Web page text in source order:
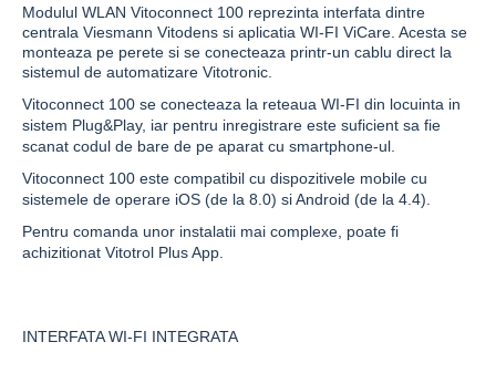
Modulul WLAN Vitoconnect 100 reprezinta interfata dintre
centrala Viesmann Vitodens si aplicatia WI-FI ViCare . Acesta se
monteaza pe perete si se conecteaza printr-un cablu direct la
sistemul de automatizare Vitotronic.
Vitoconnect 100 se conecteaza la reteaua WI-FI din locuinta in
sistem Plug&Play, iar pentru inregistrare este suficient sa fie
scanat codul de bare de pe aparat cu smartphone-ul.
Vitoconnect 100 este compatibil cu dispozitivele mobile cu
sistemele de operare iOS (de la 8.0) si Android (de la 4.4).
Pentru comanda unor instalatii mai complexe, poate fi
achizitionat Vitotrol Plus App
INTERFATA WI-FI INTEGRATA